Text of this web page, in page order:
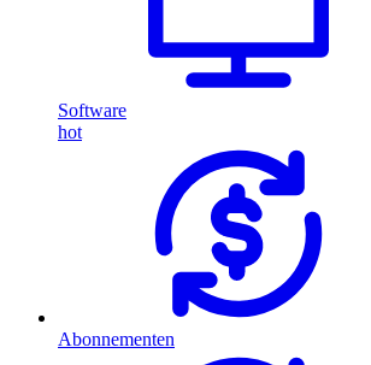
Software
hot
Abonnementen